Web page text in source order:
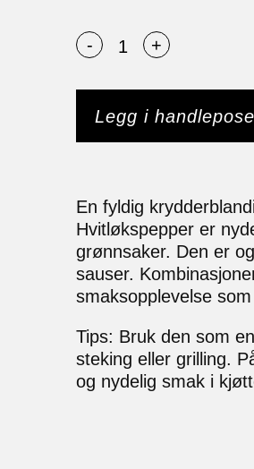
- +
Legg i
En fyldig
Hvitløkspepper er
grønnsaker. Den er
sauser.
smaksopplevelse
Tips: Bruk den som
steking eller grilling.
og nydelig smak i